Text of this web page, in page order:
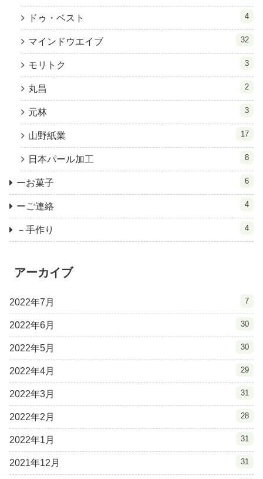
ドゥ・ベスト 4
マインドウエイブ 32
モリトク 3
丸昌 2
元林 3
山野紙業 17
日本パール加工 8
ーお菓子 6
ーご連絡 4
－手作り 4
アーカイブ
2022年7月 7
2022年6月 30
2022年5月 30
2022年4月 29
2022年3月 31
2022年2月 28
2022年1月 31
2021年12月 31